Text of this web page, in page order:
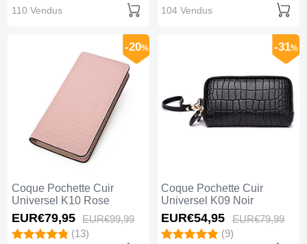
110 Vendus
104 Vendus
Coque Pochette Cuir
Universel K10 Rose
EUR€79,95 EUR€99,99
-20%
(13)
Coque Pochette Cuir
Universel K09 Noir
EUR€54,95 EUR€79,99
-31%
(9)